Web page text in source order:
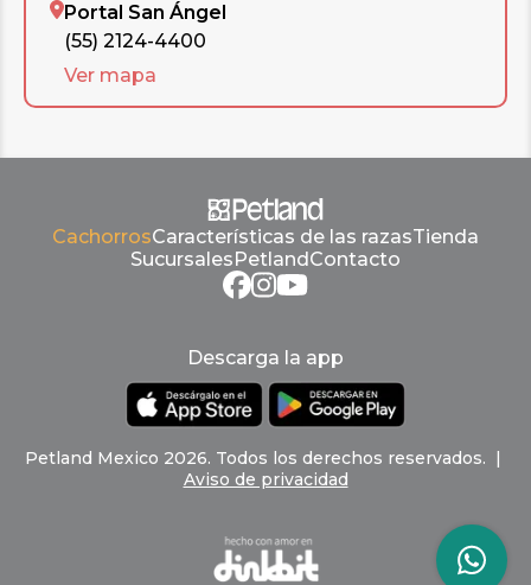
Portal San Ángel
(55) 2124-4400
Ver mapa
CachorrosCaracterísticas de las razasTienda
Sucursales Petland Contacto
Descarga la app
Petland Mexico 2026. Todos los derechos reservados. |
Aviso de privacidad